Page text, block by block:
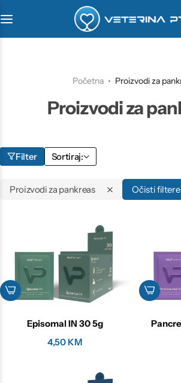
Početna Proizvodi za
Proizvodi za
Filter Sortiraj:
Proizvodi za pankreas Očisti filtere
Episomal IN 30 5g
4,50 KM
Veterinarstvo